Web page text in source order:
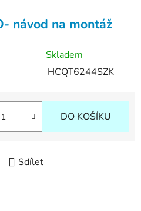
návod na montáž
Skladem
HCQT6244SZK
DO KOŠÍKU
Sdílet